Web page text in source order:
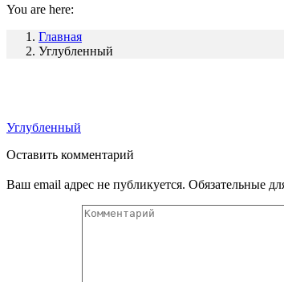
You are here:
Главная
Углубленный
Углубленный
Оставить комментарий
Ваш email адрес не публикуется. Обязательные